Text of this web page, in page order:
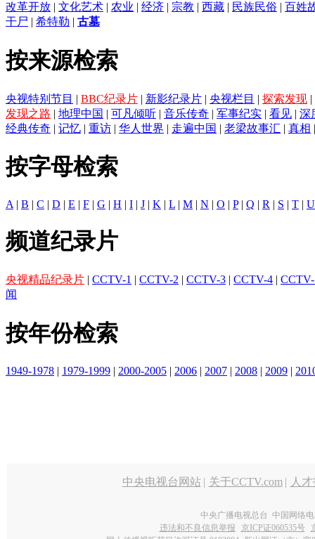
改革开放 | 文化艺术 | 农业 | 经济 | 宗教 | 西藏 | 民族民俗 | 百姓
干尸 | 希特勒 | 古墓
按来源检索
央视特别节目 | BBC纪录片 | 新影纪录片 | 央视栏目 | 探索发现 |
发现之路 | 地理中国 | 可凡倾听 | 音乐传奇 | 军事纪实 | 看见 | 深
经典传奇 | 记忆 | 重访 | 华人世界 | 走遍中国 | 老梁故事汇 | 真相
按字母检索
A | B | C | D | E | F | G | H | I | J | K | L | M | N | O | P| Q | R | S | T | U
频道纪录片
央视精品纪录片 | CCTV-1 | CCTV-2 | CCTV-3 | CCTV-4 |
闻
按年份检索
1949-1978 | 1979-1999 | 2000-2005 | 2006 | 2007 | 2008 | 2009 |
中央电视台网站 | 关于CCTV.com | 人
中央广播电视总台 中国网络
违法和不良信息举报
京ICP证060535号